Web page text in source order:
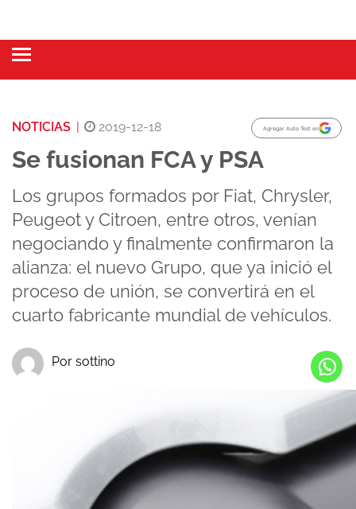
NOTICIAS | 2019-12-18 Agregar Auto Test en
Se fusionan FCA y PSA
Los grupos formados por Fiat, Chrysler,
Peugeot y Citroen, entre otros, venían
negociando y finalmente confirmaron la
alianza: el nuevo Grupo, que ya inició el
proceso de unión, se convertirá en el
cuarto fabricante mundial de vehículos.
Por sottino